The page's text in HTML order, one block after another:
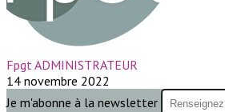
Fpgt ADMINISTRATEUR
14 novembre 2022
Je m'abonne à la newsletter